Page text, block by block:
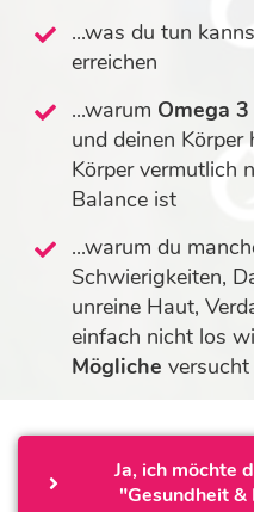
...was du tun
erreichen
...warum Omega 3
und deinen
Körper vermutlich
Balance ist
...warum du
Schwierigkeiten,
unreine Haut,
einfach nicht los
Mögliche
Ja, ich möchte
"Gesundheit